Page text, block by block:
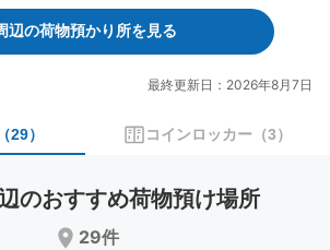
and
辺の荷物預かり所を見る
最終更新日：2026年8月7日
（29） コインロッカー （3）
のおすすめ荷物預け場所
29件